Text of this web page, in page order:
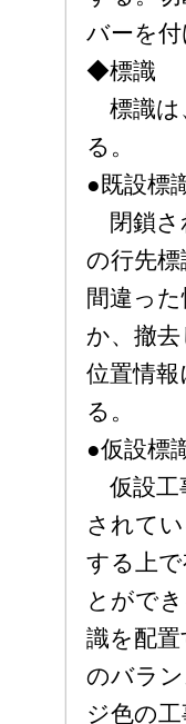
バーを付
◆標識
標識は
る。
●既設標
閉鎖さ
の行先
間違っ
か、撤
位置情
る。
●仮設標
仮設工
されて
する上
とがで
識を配
のバラ
ジ色の